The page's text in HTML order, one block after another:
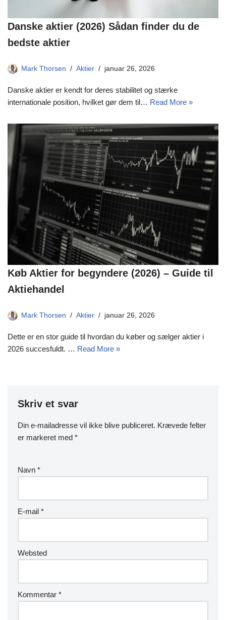
Danske aktier (2026) Sådan finder du de
bedste aktier
Mark Thorsen Aktier januar 26, 2026
Danske aktier er kendt for deres stabilitet og stærke
internationale position, hvilket gør dem til… Read More »
Køb Aktier for begyndere (2026) – Guide til
Aktiehandel
Mark Thorsen Aktier januar 26, 2026
Dette er en stor guide til hvordan du køber og sælger aktier i
2026 succesfuldt. … Read More »
Skriv et svar
Din e-mailadresse vil ikke blive publiceret. Krævede felter
er markeret med *
Navn *
E-mail *
Websted
Kommentar *